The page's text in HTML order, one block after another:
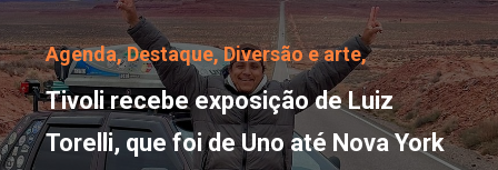
Agenda,Destaque,Diversão e arte,
Tivoli recebe exposição de Luiz
Torelli, que foi de Uno até Nova York